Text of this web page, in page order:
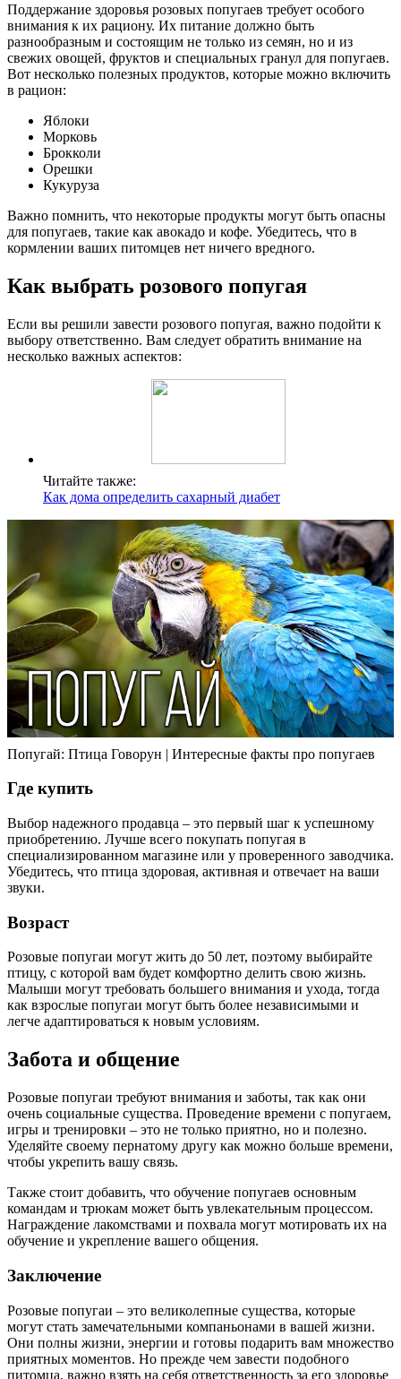
Поддержание здоровья розовых попугаев требует особого
внимания к их рациону. Их питание должно быть
разнообразным и состоящим не только из семян, но и из
свежих овощей, фруктов и специальных гранул для попугаев.
Вот несколько полезных продуктов, которые можно включить
в рацион:
Яблоки
Морковь
Брокколи
Орешки
Кукуруза
Важно помнить, что некоторые продукты могут быть опасны
для попугаев, такие как авокадо и кофе. Убедитесь, что в
кормлении ваших питомцев нет ничего вредного.
Как выбрать розового попугая
Если вы решили завести розового попугая, важно подойти к
выбору ответственно. Вам следует обратить внимание на
несколько важных аспектов:
Читайте также:
Как дома определить сахарный диабет
Попугай: Птица Говорун | Интересные факты про попугаев
Где купить
Выбор надежного продавца – это первый шаг к успешному
приобретению. Лучше всего покупать попугая в
специализированном магазине или у проверенного заводчика.
Убедитесь, что птица здоровая, активная и отвечает на ваши
звуки.
Возраст
Розовые попугаи могут жить до 50 лет, поэтому выбирайте
птицу, с которой вам будет комфортно делить свою жизнь.
Малыши могут требовать большего внимания и ухода, тогда
как взрослые попугаи могут быть более независимыми и
легче адаптироваться к новым условиям.
Забота и общение
Розовые попугаи требуют внимания и заботы, так как они
очень социальные существа. Проведение времени с попугаем,
игры и тренировки – это не только приятно, но и полезно.
Уделяйте своему пернатому другу как можно больше времени,
чтобы укрепить вашу связь.
Также стоит добавить, что обучение попугаев основным
командам и трюкам может быть увлекательным процессом.
Награждение лакомствами и похвала могут мотировать их на
обучение и укрепление вашего общения.
Заключение
Розовые попугаи – это великолепные существа, которые
могут стать замечательными компаньонами в вашей жизни.
Они полны жизни, энергии и готовы подарить вам множество
приятных моментов. Но прежде чем завести подобного
питомца, важно взять на себя ответственность за его здоровье